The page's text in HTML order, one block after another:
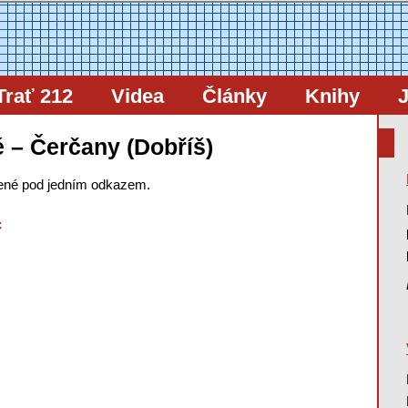
212 Videa Články Knihy
– Čerčany (Dobříš)
pod jedním odkazem.